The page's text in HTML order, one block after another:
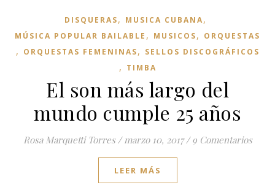
DISQUERAS, MUSICA CUBANA,
MÚSICA POPULAR BAILABLE , MUSICOS, ORQUESTAS
, ORQUESTAS FEMENINAS, SELLOS DISCOGRÁFICOS
, TIMBA
El son más largo del
mundo cumple 25 años
Rosa Marquetti Torres / marzo 10, 2017 / 9 Comentarios
LEER MÁS